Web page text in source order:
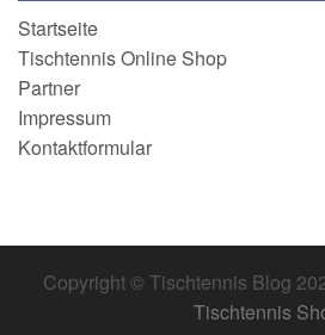
Startseite
Tischtennis Online Shop
Partner
Impressum
Kontaktformular
Copyright © Tischtennis Blog
Tischtennis